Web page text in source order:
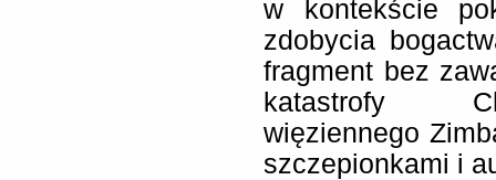
w kontekście
zdobycia
fragment bez
katastrofy
więziennego
szczepionkami i